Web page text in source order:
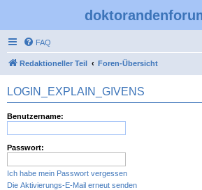
FAQ
Redaktioneller Teil Foren-Übersicht
LOGIN_EXPLAIN_GIVENS
Benutzername:
Passwort:
Ich habe mein Passwort vergessen
Die Aktivierungs-E-Mail erneut senden